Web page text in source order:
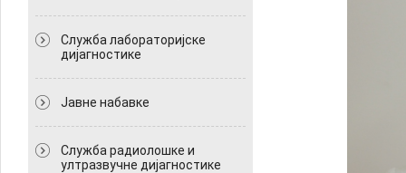
Служба лабораторијске
дијагностике
Јавне набавке
Служба радиолошке и
ултразвучне дијагностике